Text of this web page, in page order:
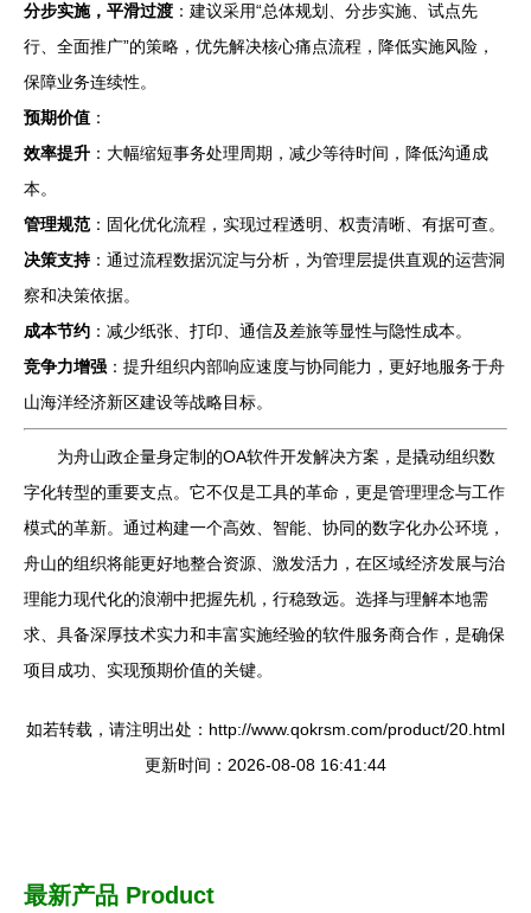
分步实施，平滑过渡 ：建议采用“总体规划、分步实施、试点先
行、全面推广”的策略，优先解决核心痛点流程，降低实施风险，
保障业务连续性。
预期价值 ：
效率提升 ：大幅缩短事务处理周期，减少等待时间，降低沟通成
本。
管理规范 ：固化优化流程，实现过程透明、权责清晰、有据可查。
决策支持：通过流程数据沉淀与分析，为管理层提供直观的运营洞
察和决策依据。
成本节约 ：减少纸张、打印、通信及差旅等显性与隐性成本。
竞争力增强 ：提升组织内部响应速度与协同能力，更好地服务于舟
山海洋经济新区建设等战略目标。
为舟山政企量身定制的OA软件开发解决方案，是撬动组织数
字化转型的重要支点。它不仅是工具的革命，更是管理理念与工作
模式的革新。通过构建一个高效、智能、协同的数字化办公环境，
舟山的组织将能更好地整合资源、激发活力，在区域经济发展与治
理能力现代化的浪潮中把握先机，行稳致远。选择与理解本地需
求、具备深厚技术实力和丰富实施经验的软件服务商合作，是确保
项目成功、实现预期价值的关键。
如若转载，请注明出处：http://www.qokrsm.com/product/20.html
更新时间：2026-08-08 16:41:44
最新产品 Product